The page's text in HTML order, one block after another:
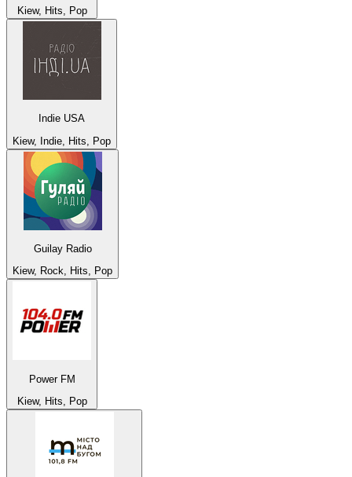
Kiew, Hits, Pop
Indie USA
Kiew, Indie, Hits, Pop
Guilay Radio
Kiew, Rock, Hits, Pop
Power FM
Kiew, Hits, Pop